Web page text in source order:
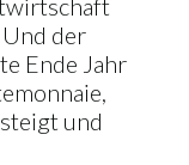
der
Ende Jahr
und